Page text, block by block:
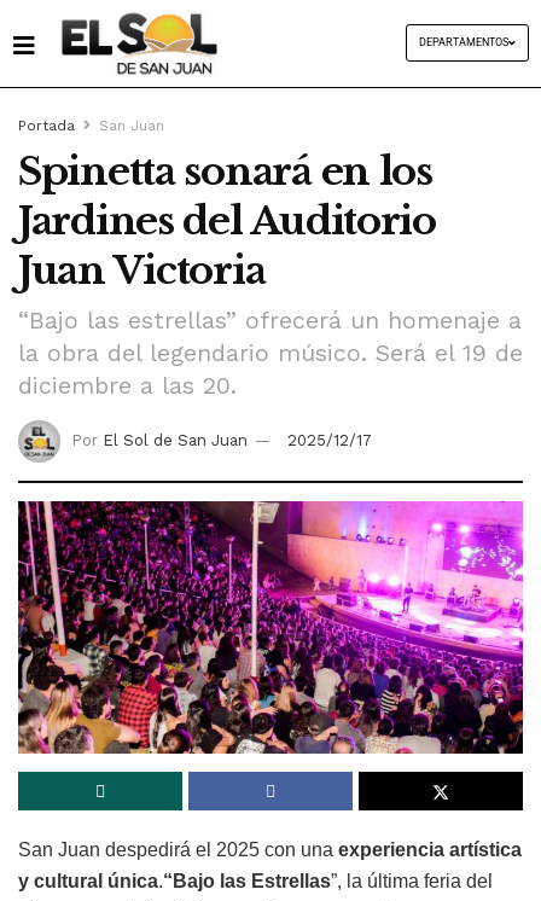
DEPARTAMENTOS
Portada San Juan
Spinetta sonará en los
Jardines del Auditorio
Juan Victoria
“Bajo las estrellas” ofrecerá un homenaje a
la obra del legendario músico. Será el 19 de
diciembre a las 20.
Por El Sol de San Juan 2025/12/17
San Juan despedirá el 2025 con una experiencia artística
y cultural única.“Bajo las Estrellas”, la última feria del